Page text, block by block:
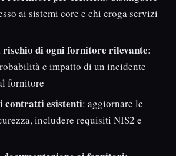
ai sistemi core e chi eroga servizi
di ogni fornitore rilevante:
e impatto di un incidente
fornitore
contratti esistenti: aggiornare le
includere requisiti NIS2 e